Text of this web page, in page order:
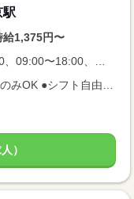
駅
1,375円〜
）